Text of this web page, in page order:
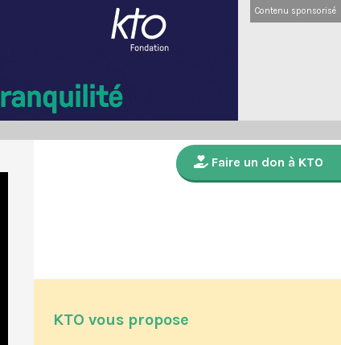
Contenu sponsorisé
Faire un don à KTO
KTO vous propose